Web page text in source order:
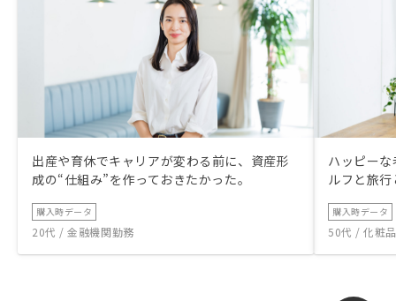
出産や育休でキャリアが変わる前に、資産形
成の“仕組み”を作っておきたかった。
購入時データ
20代 / 金融機関勤務
ハッピー
ルフと旅
購入時データ
50代 / 化粧